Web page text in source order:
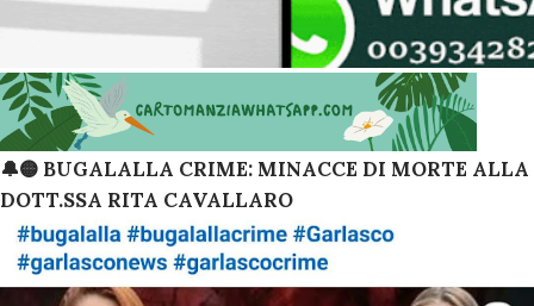
🔔🟡 BUGALALLA CRIME: MINACCE DI MORTE ALLA
DOTT.SSA RITA CAVALLARO